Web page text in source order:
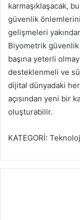
karmaşıklaşacak,
güvenlik
gelişmeleri
Biyometrik
başına yeterli
desteklenmeli ve
dijital dünyadaki
açısından yeni bir
oluşturabilir.
KATEGORİ: